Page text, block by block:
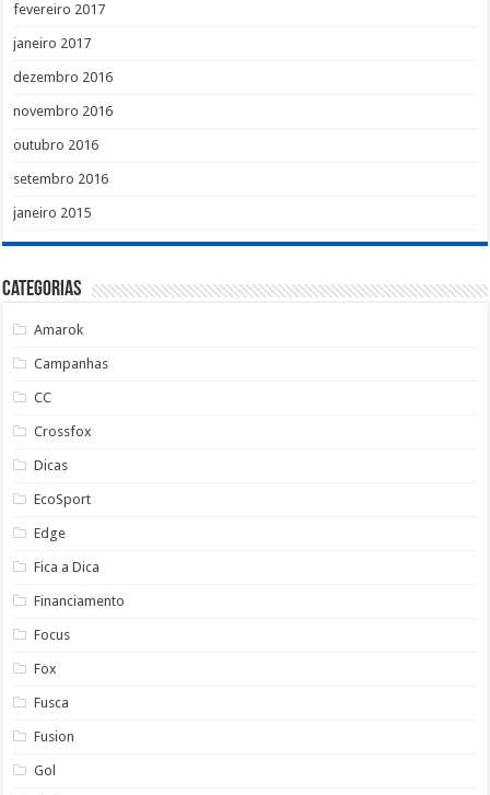
fevereiro 2017
janeiro 2017
dezembro 2016
novembro 2016
outubro 2016
setembro 2016
janeiro 2015
Categorias
Amarok
Campanhas
CC
Crossfox
Dicas
EcoSport
Edge
Fica a Dica
Financiamento
Focus
Fox
Fusca
Fusion
Gol